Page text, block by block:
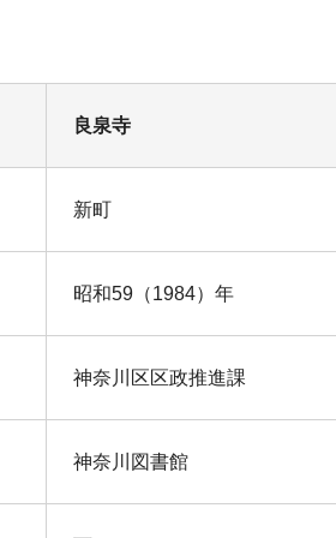
良泉寺
新町
昭和59（1984）年
神奈川区区政推進課
神奈川図書館